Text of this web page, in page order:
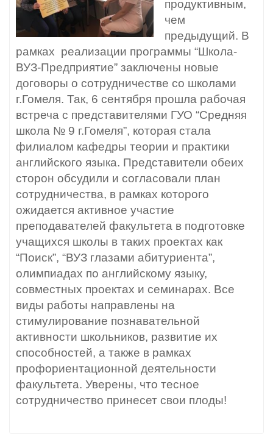
продуктивным,
чем
предыдущий. В
рамках реализации программы “Школа-
ВУЗ-Предприятие” заключены новые
договоры о сотрудничестве со школами
г.Гомеля. Так, 6 сентября прошла рабочая
встреча с представителями ГУО “Средняя
школа № 9 г.Гомеля”, которая стала
филиалом кафедры теории и практики
английского языка. Представители обеих
сторон обсудили и согласовали план
сотрудничества, в рамках которого
ожидается активное участие
преподавателей факультета в подготовке
учащихся школы в таких проектах как
“Поиск”, “ВУЗ глазами абитуриента”,
олимпиадах по английскому языку,
совместных проектах и семинарах. Все
виды работы направлены на
стимулирование познавательной
активности школьников, развитие их
способностей, а также в рамках
профориентационной деятельности
факультета. Уверены, что тесное
сотрудничество принесет свои плоды!